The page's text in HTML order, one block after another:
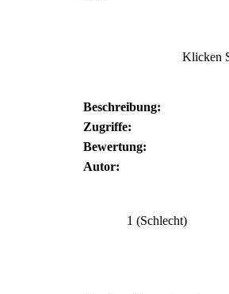
Klicken
Beschreibung:
Zugriffe:
Bewertung:
Autor:
1 (Schlecht)